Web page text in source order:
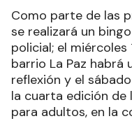
Como parte de las
se realizará un
policial; el
barrio La Paz habrá
reflexión y el
la cuarta edición de
para adultos, en la